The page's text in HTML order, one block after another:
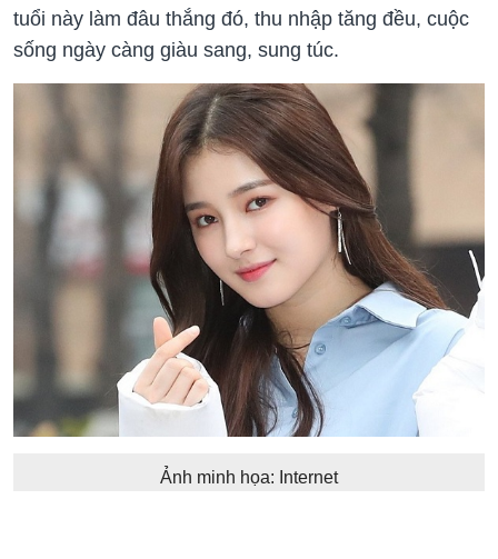
tuổi này làm đâu thắng đó, thu nhập tăng đều, cuộc
sống ngày càng giàu sang, sung túc.
Ảnh minh họa: Internet